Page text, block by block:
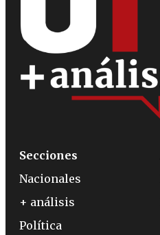
Secciones
Nacionales
+ análisis
Política